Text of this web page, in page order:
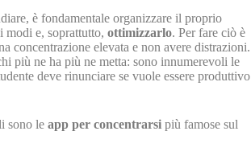
è fondamentale organizzare il proprio
modi e, soprattutto, ottimizzarlo. Per fare ciò è
concentrazione elevata e non avere distrazioni.
più ne ha più ne metta: sono innumerevoli le
deve rinunciare se vuole essere produttivo
sono le app per concentrarsi più famose sul